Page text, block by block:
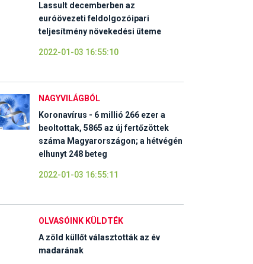
Lassult decemberben az
euróövezeti feldolgozóipari
teljesítmény növekedési üteme
2022-01-03 16:55:10
NAGYVILÁGBÓL
Koronavírus - 6 millió 266 ezer a
beoltottak, 5865 az új fertőzöttek
száma Magyarországon; a hétvégén
elhunyt 248 beteg
2022-01-03 16:55:11
OLVASÓINK KÜLDTÉK
A zöld küllőt választották az év
madarának